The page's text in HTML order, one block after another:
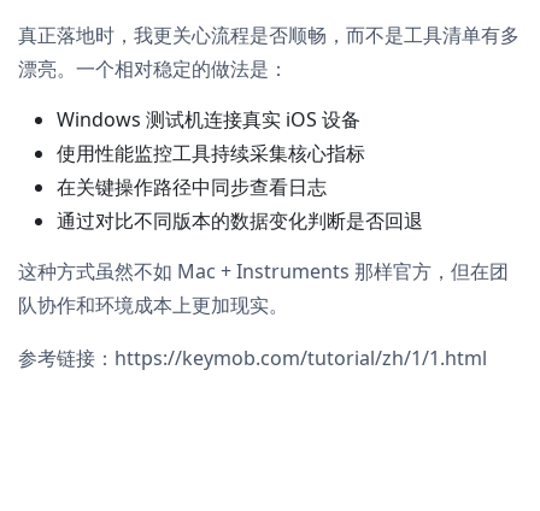
真正落地时，我更关心流程是否顺畅，而不是工具清单有多
漂亮。一个相对稳定的做法是：
Windows 测试机连接真实 iOS 设备
使用性能监控工具持续采集核心指标
在关键操作路径中同步查看日志
通过对比不同版本的数据变化判断是否回退
这种方式虽然不如 Mac + Instruments 那样官方，但在团
队协作和环境成本上更加现实。
参考链接：https://keymob.com/tutorial/zh/1/1.html